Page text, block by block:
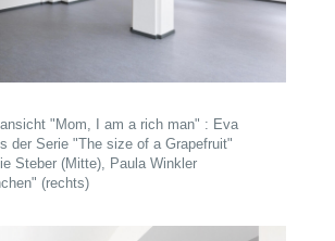
"Mom, I am a rich man" : Eva
der Serie "The size of a Grapefruit"
Steber (Mitte), Paula Winkler
(rechts)